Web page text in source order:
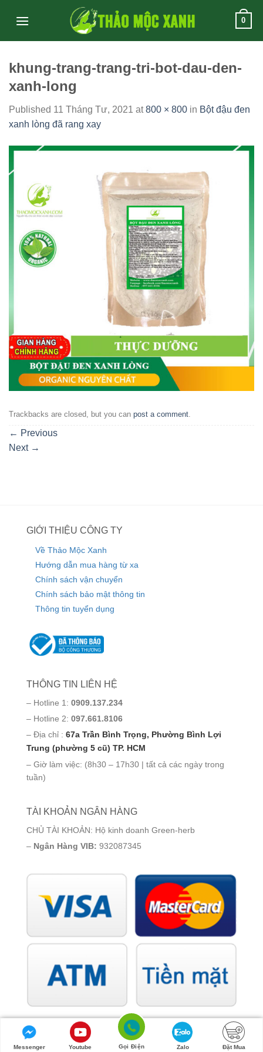
0
khung-trang-trang-tri-bot-dau-den-
xanh-long
Published 11 Tháng Tư, 2021 at800 × 800 in Bột đậu đen
xanh lòng đã rang xay
Trackbacks are closed, but you can post a comment.
← Previous
Next →
GIỚI THIỆU CÔNG TY
Về Thảo Mộc Xanh
Hướng dẫn mua hàng từ xa
Chính sách vận chuyển
Chính sách bảo mật thông tin
Thông tin tuyển dụng
THÔNG TIN LIÊN HỆ
– Hotline 1: 0909.137.234
– Hotline 2: 097.661.8106
– Địa chỉ : 67a Trần Bình Trọng, Phường Bình Lợi
Trung (phường 5 cũ) TP. HCM
– Giờ làm việc: (8h30 – 17h30 | tất cả các ngày trong
tuần)
TÀI KHOẢN NGÂN HÀNG
CHỦ TÀI KHOẢN: Hộ kinh doanh Green-herb
– Ngân Hàng VIB: 932087345
Đặt Mua
Zalo
Gọi Điện
Youtube
Messenger